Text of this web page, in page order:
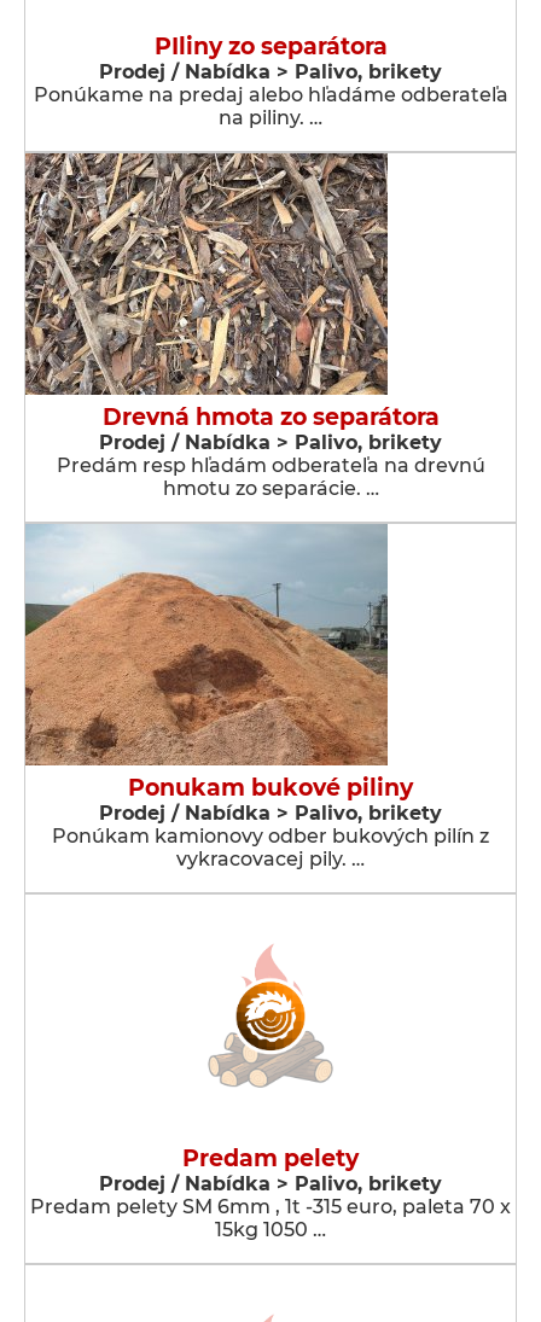
PIliny zo separátora
Prodej / Nabídka > Palivo, brikety
Ponúkame na predaj alebo hľadáme odberateľa
na piliny. …
Drevná hmota zo separátora
Prodej / Nabídka > Palivo, brikety
Predám resp hľadám odberateľa na drevnú
hmotu zo separácie. …
Ponukam bukové piliny
Prodej / Nabídka > Palivo, brikety
Ponúkam kamionovy odber bukových pilín z
vykracovacej pily. …
Predam pelety
Prodej / Nabídka > Palivo, brikety
Predam pelety SM 6mm , 1t -315 euro, paleta 70 x
15kg 1050 …